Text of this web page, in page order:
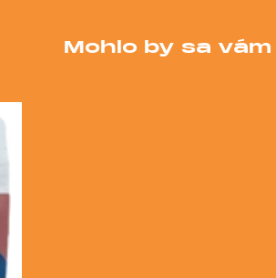
Mohlo by sa